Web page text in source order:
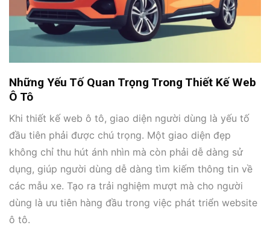
Những Yếu Tố Quan Trọng Trong Thiết Kế Web
Ô Tô
Khi thiết kế web ô tô, giao diện người dùng là yếu tố
đầu tiên phải được chú trọng. Một giao diện đẹp
không chỉ thu hút ánh nhìn mà còn phải dễ dàng sử
dụng, giúp người dùng dễ dàng tìm kiếm thông tin về
các mẫu xe. Tạo ra trải nghiệm mượt mà cho người
dùng là ưu tiên hàng đầu trong việc phát triển website
ô tô.